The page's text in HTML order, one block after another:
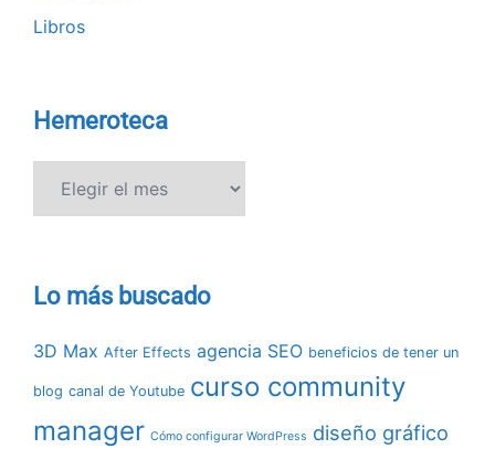
Libros
Hemeroteca
Lo más buscado
3D Max After Effects agencia SEO beneficios de tener un
blog canal de Youtube curso community
manager Cómo configurar WordPress diseño gráfico